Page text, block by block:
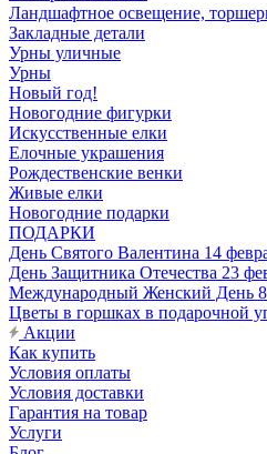
Ландшафтное освещение,
Закладные детали
Урны уличные
Урны
Новый год!
Новогодние фигурки
Искусственные елки
Елочные украшения
Рождественские венки
Живые елки
Новогодние подарки
ПОДАРКИ
День Святого Валентина 14
День Защитника Отечества 23
Международный Женский День 8
Цветы в горшках в подарочной
Акции
Как купить
Условия оплаты
Условия доставки
Гарантия на товар
Услуги